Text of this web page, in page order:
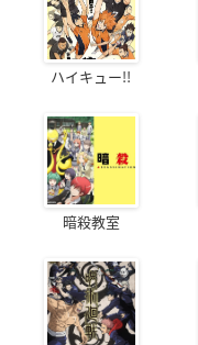
ハイキュー!!
暗殺教室